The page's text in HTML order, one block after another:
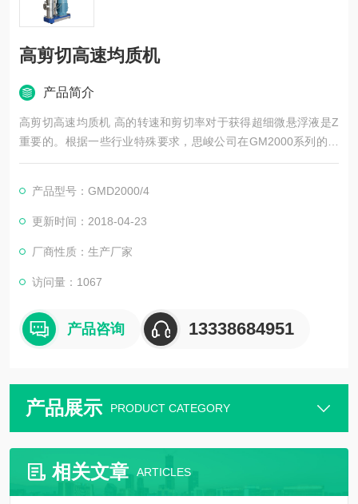
高剪切高速均质机
产品简介
高剪切高速均质机 高的转速和剪切率对于获得超细微悬浮液是Z
重要的。根据一些行业特殊要求，思峻公司在GM2000系列的基
础上又开发出GMD2000超高速剪切均质机。其剪切速率可以超
由剪切力所造成的湍流结合专门研制的电机可以使粒径范围小到
纳米级。剪切力更强，乳液的粒经分布更窄。由于能量密度*,无
产品型号：GMD2000/4
更新时间：2018-04-23
厂商性质：生产厂家
访问量：1067
产品咨询 13338684951
产品展示 PRODUCT CATEGORY
相关文章 ARTICLES